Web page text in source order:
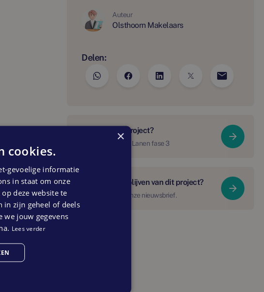
Auteur
Olsthoorn Makelaars
Delen:
Meer over dit project?
Bekijk Parkrijk De Lanen fase 3
Op de hoogte blijven van dit project?
Schrijf je in voor onze nieuwsbrief.
×
cookies.
gevoelige informatie
in staat om onze
deze website te
in zijn geheel of deels
we jouw gegevens
Lees verder